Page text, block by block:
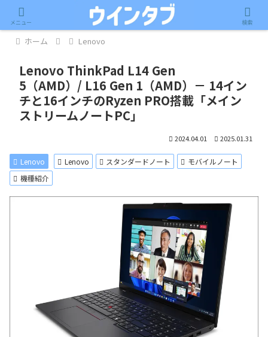
記事内に広告が含まれています。
ホーム Lenovo
Lenovo ThinkPad L14 Gen
5（AMD）/ L16 Gen 1（AMD）－ 14イン
チと16インチのRyzen PRO搭載「メイン
ストリームノートPC」
2024.04.01 2025.01.31
Lenovo Lenovo スタンダードノート
モバイルノート
機種紹介
メニュー 検索